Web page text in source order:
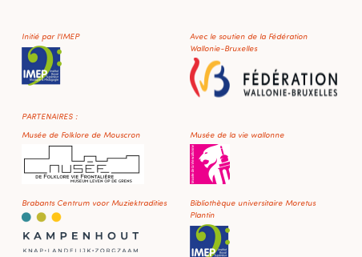
Initié par l'IMEP
Avec le soutien de la Fédération
Wallonie-Bruxelles
PARTENAIRES :
Musée de Folklore de Mouscron
Musée de la vie wallonne
Brabants Centrum voor Muziektradities
Bibliothèque universitaire Moretus
Plantin